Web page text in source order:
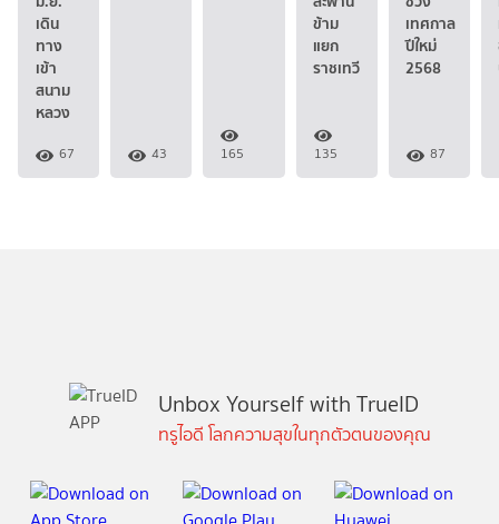
เดิน
ทาง
เข้า
สนาม
หลวง
67 43 165
ข้าม
แยก
ราชเทวี
135
เทศกาล
ปีใหม่
2568
87
Unbox Yourself with TrueID
ทรูไอดี โลกความสุขในทุกตัวตนของคุณ